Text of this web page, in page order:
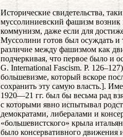
Исторические свидетельства,
муссолиниевский фашизм возник
коммунизм, даже если для
Муссолини готов был осуждать
различие между фашизмом как
подчеркивая, что первое было и
G. International Fascism. P.
большевизме, который вскоре
сохранить эту самую власть.].
1920—21 гг. был бы весьма рад
с которыми явно испытывал
демократами, либералами и
«большевистского» крыла
было консервативного движения